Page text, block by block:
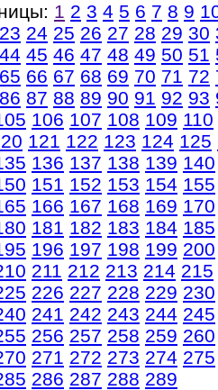
1 2 3 4 5 6 7 8 9
23 24 25 26 27 28 29 30
44 45 46 47 48 49 50 51
65 66 67 68 69 70 71 72
86 87 88 89 90 91 92 93
106 107 108 109 110
121 122 123 124 125
136 137 138 139 140
151 152 153 154 155
166 167 168 169 170
181 182 183 184 185
196 197 198 199 200
211 212 213 214 215
226 227 228 229 230
241 242 243 244 245
256 257 258 259 260
271 272 273 274 275
286 287 288 289